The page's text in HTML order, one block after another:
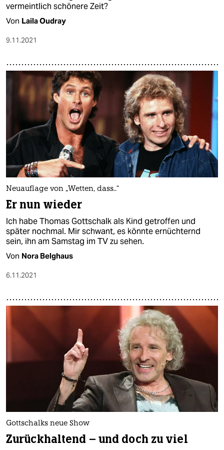
vermeintlich schönere Zeit?
Von Laila Oudray
9.11.2021
Neuauflage von „Wetten, dass..“
Er nun wieder
Ich habe Thomas Gottschalk als Kind getroffen und
später nochmal. Mir schwant, es könnte ernüchternd
sein, ihn am Samstag im TV zu sehen.
Von Nora Belghaus
6.11.2021
Gottschalks neue Show
Zurückhaltend – und doch zu viel